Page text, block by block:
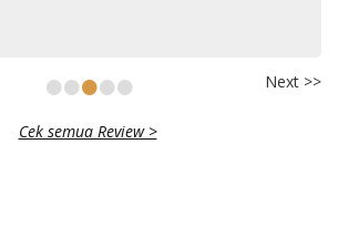
••••• Next >>
Cek semua Review >